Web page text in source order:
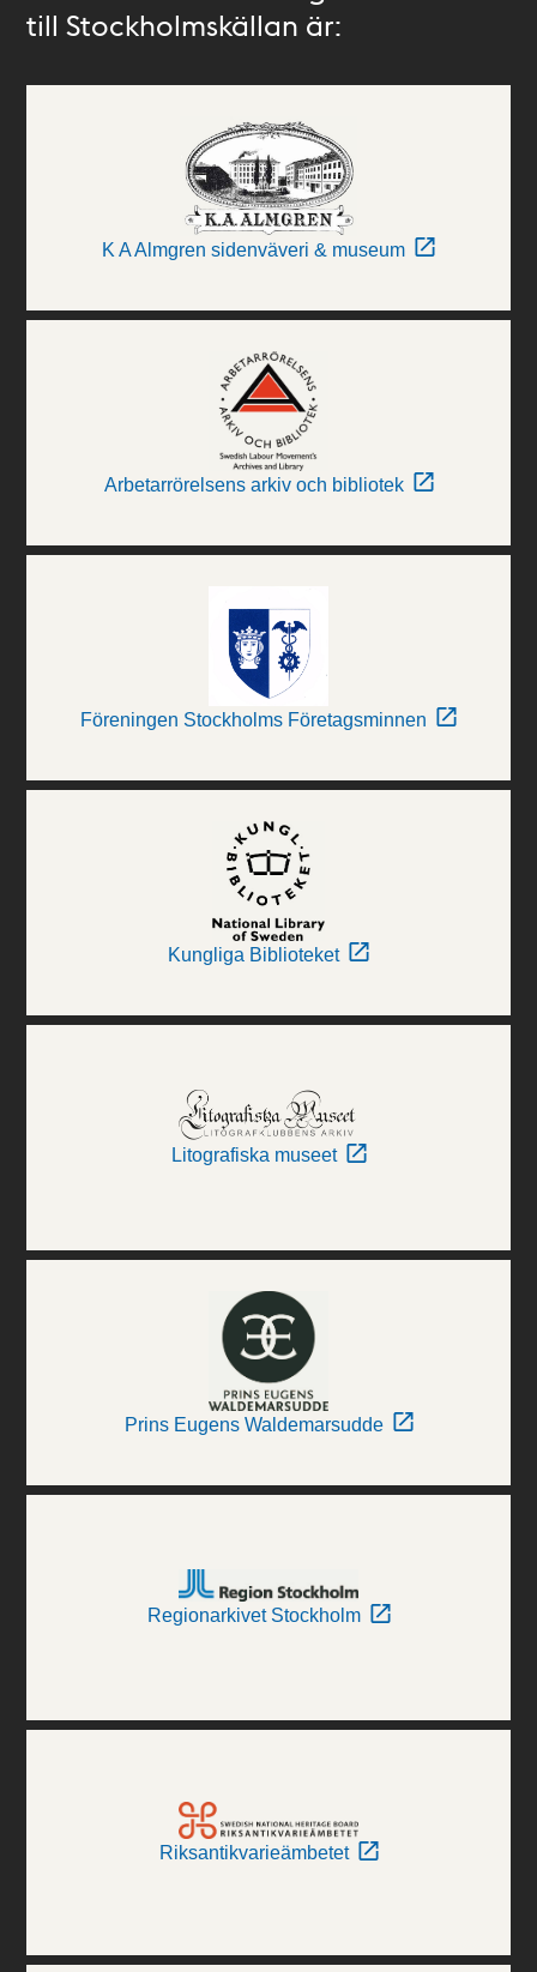
till Stockholmskällan är:
K A Almgren sidenväveri & museum
Arbetarrörelsens arkiv och bibliotek
Föreningen Stockholms Företagsminnen
Kungliga Biblioteket
Litografiska museet
Prins Eugens Waldemarsudde
Regionarkivet Stockholm
Riksantikvarieämbetet